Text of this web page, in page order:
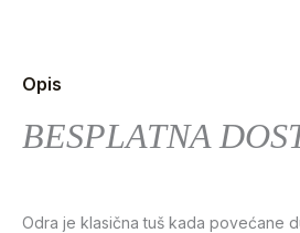
Opis
BESPLATNA
Odra je klasična tuš kada povećane